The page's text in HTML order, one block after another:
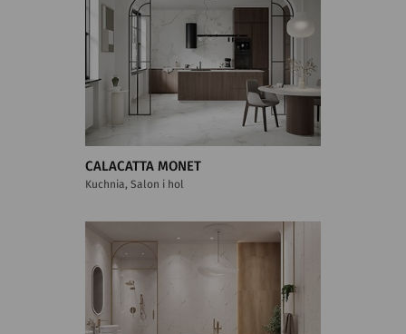
CALACATTA MONET
Kuchnia, Salon i hol